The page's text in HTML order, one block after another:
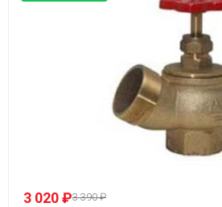
3 020 ₽3 390 ₽